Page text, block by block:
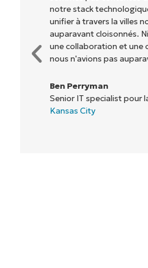
lesquels nous
rentables. Tout le monde
Rory McCune
Directeur informatique